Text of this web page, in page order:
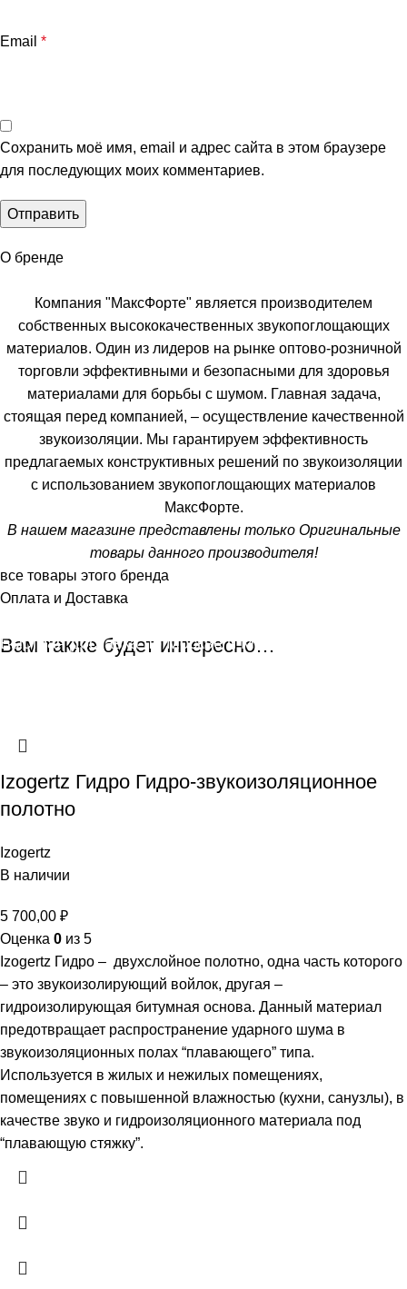
Email *
Сохранить моё имя, email и адрес сайта в этом браузере
для последующих моих комментариев.
О бренде
Компания "МаксФорте" является производителем
собственных высококачественных звукопоглощающих
материалов. Один из лидеров на рынке оптово-розничной
торговли эффективными и безопасными для здоровья
материалами для борьбы с шумом. Главная задача,
стоящая перед компанией, – осуществление качественной
звукоизоляции. Мы гарантируем эффективность
предлагаемых конструктивных решений по звукоизоляции
с использованием звукопоглощающих материалов
МаксФорте.
В нашем магазине представлены только Оригинальные
товары данного производителя!
все товары этого бренда
Оплата и Доставка
Быстрая доставка по Москве и М.О. От 500 до 3000р
Вам также будет интересно…
Izogertz Гидро Гидро-звукоизоляционное
полотно
Izogertz
В наличии
5 700,00 ₽
Оценка 0 из 5
Izogertz Гидро – двухслойное полотно, одна часть которого
– это звукоизолирующий войлок, другая –
гидроизолирующая битумная основа. Данный материал
предотвращает распространение ударного шума в
звукоизоляционных полах “плавающего” типа.
Используется в жилых и нежилых помещениях,
помещениях с повышенной влажностью (кухни, санузлы), в
качестве звуко и гидроизоляционного материала под
“плавающую стяжку”.